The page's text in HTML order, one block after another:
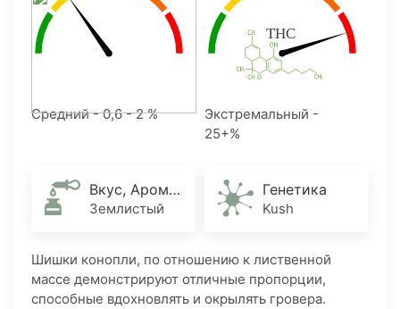
Средний - 0,6 - 2 %
Экстремальный -
25+%
Вкус, Аромат
Землистый
Генетика
Kush
Шишки конопли, по отношению к лиственной
массе демонстрируют отличные пропорции,
способные вдохновлять и окрылять гровера.